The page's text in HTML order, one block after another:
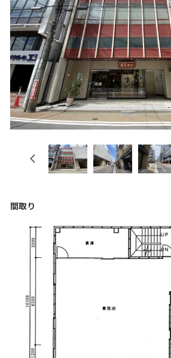
Previous
間取り